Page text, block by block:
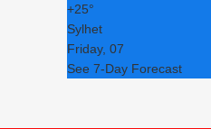
+25°
Sylhet
Friday, 07
See 7-Day Forecast